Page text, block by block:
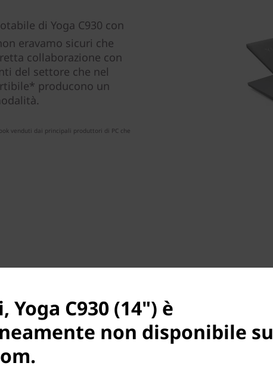
di Yoga C930 con
eravamo sicuri che
collaborazione con
del settore che nel
producono un
venduti dai principali produttori di PC che
ruotabile di Yoga C930
®
, non eravamo sicuri che
a fianco con Dolby,
che nel minuscolo
un suono realmente
Yoga C930 (14") è
non disponibile su